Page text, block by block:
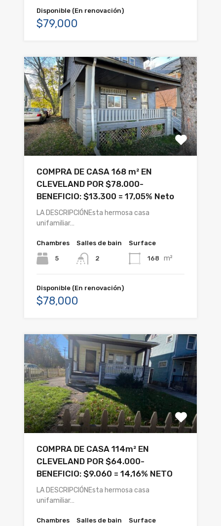
Disponible (En renovación)
$79,000
COMPRA DE CASA 168 m² EN
CLEVELAND POR $78.000-
BENEFICIO: $13.300 = 17,05% Neto
LA DESCRIPCIÓNEsta hermosa casa
unifamiliar…
Chambres
5
Salles de bain
2
Surface
168 m²
Disponible (En renovación)
$78,000
COMPRA DE CASA 114m² EN
CLEVELAND POR $64.000-
BENEFICIO: $9.060 = 14,16% NETO
LA DESCRIPCIÓNEsta hermosa casa
unifamiliar…
Chambres Salles de bain Surface